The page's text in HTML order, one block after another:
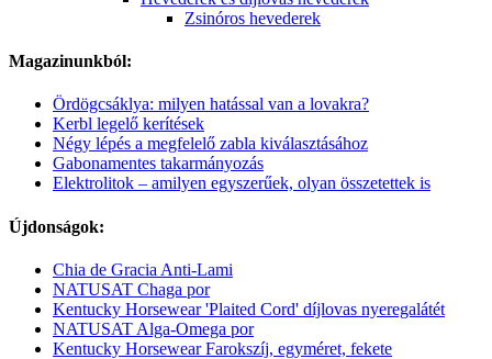
Zsinóros hevederek
Magazinunkból:
Ördögcsáklya: milyen hatással van a lovakra?
Kerbl legelő kerítések
Négy lépés a megfelelő zabla kiválasztásához
Gabonamentes takarmányozás
Elektrolitok – amilyen egyszerűek, olyan összetettek is
Újdonságok:
Chia de Gracia Anti-Lami
NATUSAT Chaga por
Kentucky Horsewear 'Plaited Cord' díjlovas nyeregalátét
NATUSAT Alga-Omega por
Kentucky Horsewear Farokszíj, egyméret, fekete